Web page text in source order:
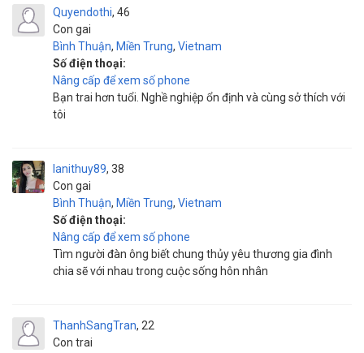
Quyendothi
Con gai
46
Bình Thuận, Miền Trung, Vietnam
Số điện thoại:
Nâng cấp để xem số phone
Bạn trai hơn tuổi. Nghề nghiệp ổn định và cùng sở thích với
tôi
lanithuy89
Con gai
38
Bình Thuận, Miền Trung, Vietnam
Số điện thoại:
Nâng cấp để xem số phone
Tìm người đàn ông biết chung thủy yêu thương gia đình
chia sẽ với nhau trong cuộc sống hôn nhân
ThanhSangTran
Con trai
22